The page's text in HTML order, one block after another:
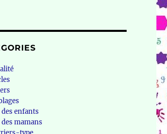
des enfants
des mamans